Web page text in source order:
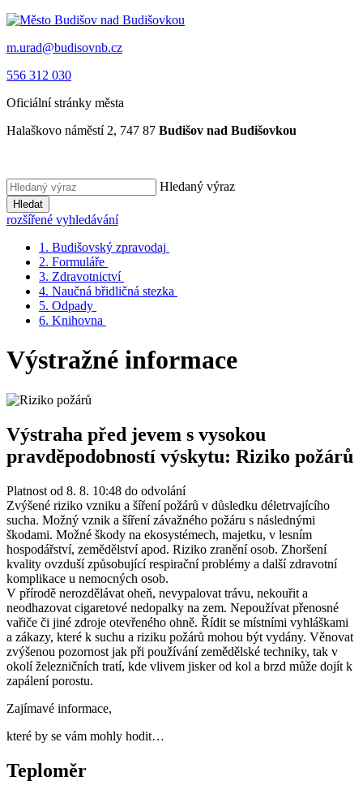
m.urad@budisovnb.cz
556 312 030
Oficiální stránky města
Halaškovo náměstí 2, 747 87 Budišov nad Budišovkou
Hledaný výraz
Hledat
rozšířené vyhledávání
1. Budišovský zpravodaj
2. Formuláře
3. Zdravotnictví
4. Naučná břidličná stezka
5. Odpady
6. Knihovna
Výstražné informace
Výstraha před jevem s vysokou
pravděpodobností výskytu: Riziko požárů
Platnost od 8. 8. 10:48 do odvolání
Zvýšené riziko vzniku a šíření požárů v důsledku déletrvajícího
sucha. Možný vznik a šíření závažného požáru s následnými
škodami. Možné škody na ekosystémech, majetku, v lesním
hospodářství, zemědělství apod. Riziko zranění osob. Zhoršení
kvality ovzduší způsobující respirační problémy a další zdravotní
komplikace u nemocných osob.
V přírodě nerozdělávat oheň, nevypalovat trávu, nekouřit a
neodhazovat cigaretové nedopalky na zem. Nepoužívat přenosné
vařiče či jiné zdroje otevřeného ohně. Řídit se místními vyhláškami
a zákazy, které k suchu a riziku požárů mohou být vydány. Věnovat
zvýšenou pozornost jak při používání zemědělské techniky, tak v
okolí železničních tratí, kde vlivem jisker od kol a brzd může dojít k
zapálení porostu.
Zajímavé informace,
které by se vám mohly hodit…
Teploměr